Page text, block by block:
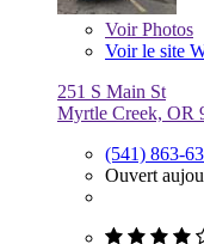
VoirPhotos
Voir le site
251 S Main St
Myrtle Creek, OR
(541) 863-
Ouvert